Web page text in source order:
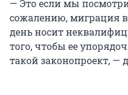
— Это если мы
сожалению, миграция
день носит
того, чтобы ее
такой законопроект, —